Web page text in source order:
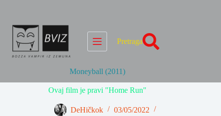
Pretraga
Moneyball (2011)
Ovaj film je pravi "Home Run"
DeHičkok
03/05/2022